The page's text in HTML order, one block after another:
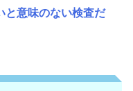
と意味のない検査だ